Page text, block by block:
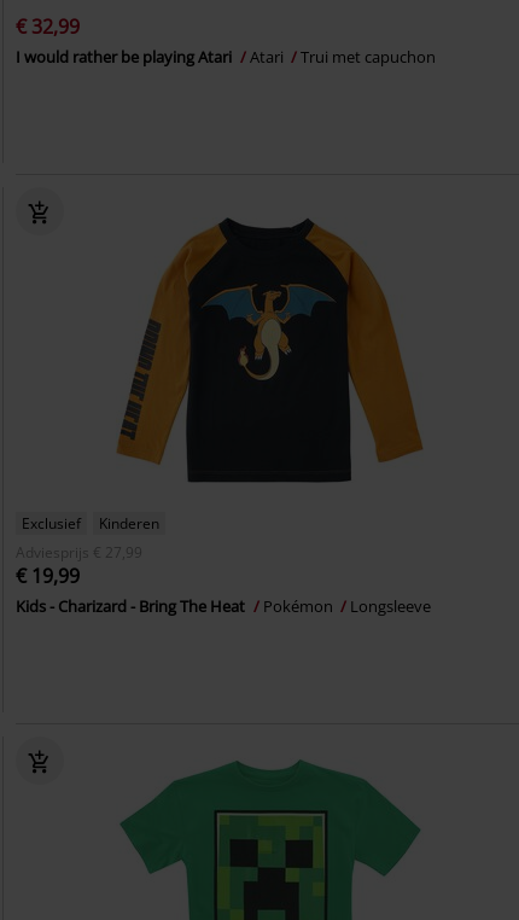
€ 32,99
I would rather be playing Atari Atari Trui met capuchon
Exclusief
Kinderen
Adviesprijs
€ 27,99
€ 19,99
Kids - Charizard - Bring The Heat Pokémon Longsleeve